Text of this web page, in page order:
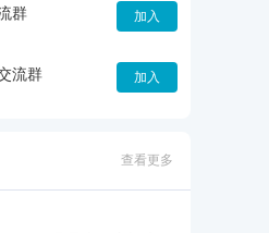
群 加入
流群 加入
查看更多